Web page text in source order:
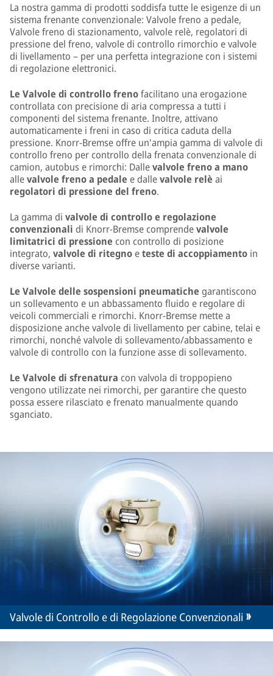
La nostra gamma di prodotti soddisfa tutte le esigenze di un
sistema frenante convenzionale: Valvole freno a pedale,
Valvole freno di stazionamento, valvole relè, regolatori di
pressione del freno, valvole di controllo rimorchio e valvole
di livellamento – per una perfetta integrazione con i sistemi
di regolazione elettronici.
Le Valvole di controllo frenofacilitano una erogazione
controllata con precisione di aria compressa a tutti i
componenti del sistema frenante. Inoltre, attivano
automaticamente i freni in caso di critica caduta della
pressione. Knorr-Bremse offre un'ampia gamma di valvole di
controllo freno per controllo della frenata convenzionale di
camion, autobus e rimorchi: Dallevalvole freno a mano
allevalvole freno a pedale e dallevalvole relè ai
regolatori di pressione del freno.
La gamma di valvole di controllo e regolazione
convenzionali di Knorr-Bremse comprendevalvole
limitatrici di pressione con controllo di posizione
integrato, valvole di ritegnoeteste di accoppiamento in
diverse varianti.
Le Valvole delle sospensioni pneumatiche garantiscono
un sollevamento e un abbassamento fluido e regolare di
veicoli commerciali e rimorchi. Knorr-Bremse mette a
disposizione anche valvole di livellamento per cabine, telai e
rimorchi, nonché valvole di sollevamento/abbassamento e
valvole di controllo con la funzione asse di sollevamento.
Le Valvole di sfrenatura con valvola di troppopieno
vengono utilizzate nei rimorchi, per garantire che questo
possa essere rilasciato e frenato manualmente quando
sganciato.
Valvole di Controllo e di Regolazione Convenzionali